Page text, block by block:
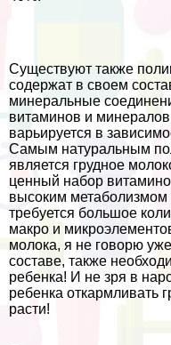
Существуют также
содержат в своем
минеральные
витаминов и минералов
варьируется в
Самым натуральным
является грудное
ценный набор
высоким
требуется большое
макро и
молока, я не говорю
составе, также
ребенка! И не зря в
ребенка откармливать
расти!